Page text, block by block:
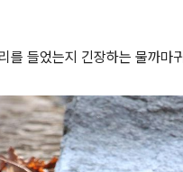
를 들었는지 긴장하는 물까마귀